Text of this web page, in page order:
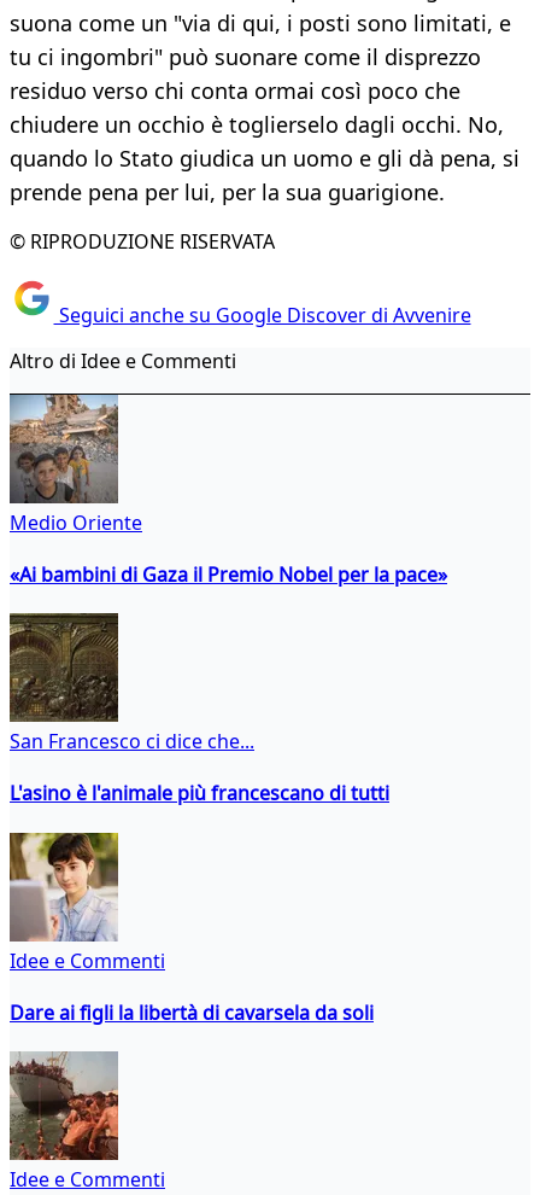
suona come un "via di qui, i posti sono limitati, e
tu ci ingombri" può suonare come il disprezzo
residuo verso chi conta ormai così poco che
chiudere un occhio è toglierselo dagli occhi. No,
quando lo Stato giudica un uomo e gli dà pena, si
prende pena per lui, per la sua guarigione.
© RIPRODUZIONE RISERVATA
Seguici anche su Google Discover di Avvenire
Altro di Idee e Commenti
Medio Oriente
«Ai bambini di Gaza il Premio Nobel per la pace»
San Francesco ci dice che...
L'asino è l'animale più francescano di tutti
Idee e Commenti
Dare ai figli la libertà di cavarsela da soli
Idee e Commenti